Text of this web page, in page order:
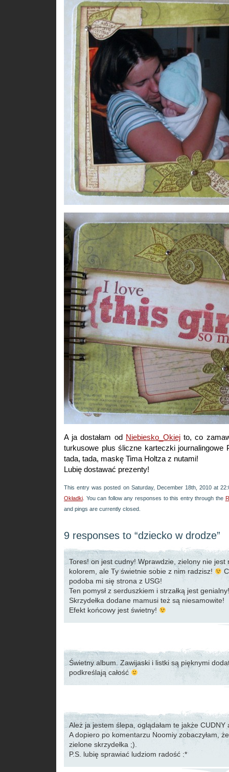
A ja dostałam od Niebiesko_Okiejto, co
turkusowe plus śliczne karteczki journalingowe
tada, tada, maskę Tima Holtza z nutami!
Lubię dostawać prezenty!
This entry was posted on Saturday, December 18th, 2010 at
Okładki . You can follow any responses to this entry through the
and pings are currently closed.
9 responses to “dziecko w drodze”
Tores! on jest cudny! Wprawdzie, zielony nie jest
kolorem, ale Ty świetnie sobie z nim radzisz!
podoba mi się strona z USG!
Ten pomysł z serduszkiem i strzałką jest
Skrzydełka dodane mamusi też są niesamowite!
Efekt końcowy jest świetny!
Świetny album. Zawijaski i listki są pięknymi
podkreślają całość
Ależ ja jestem ślepa, oglądałam te jakże CUDNY
A dopiero po komentarzu Noomiy zobaczyłam,
zielone skrzydełka ;).
P.S. lubię sprawiać ludziom radość :*